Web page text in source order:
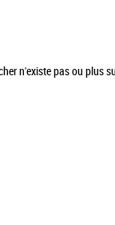
n'existe pas ou plus